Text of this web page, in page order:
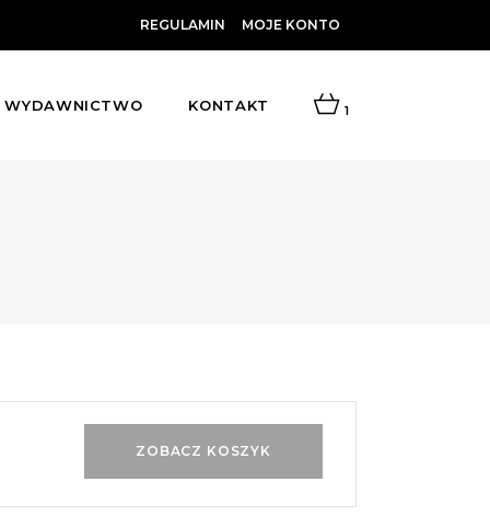
REGULAMIN MOJE KONTO
WYDAWNICTWO KONTAKT 1
ZOBACZ KOSZYK